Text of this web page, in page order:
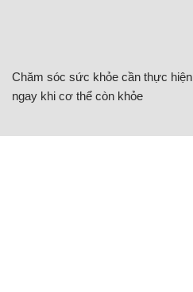
Chăm sóc sức khỏe cần thực hiện
ngay khi cơ thể còn khỏe